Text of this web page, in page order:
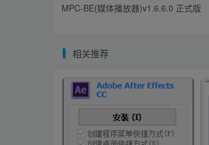
MPC-BE(媒体播放器)v1.6.6.0 正式版
相关推荐